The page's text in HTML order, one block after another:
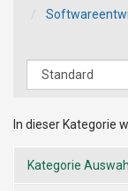
In dieser Kategorie
Kategorie Auswahl